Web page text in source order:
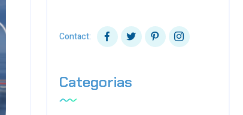
Contact:
Categorias